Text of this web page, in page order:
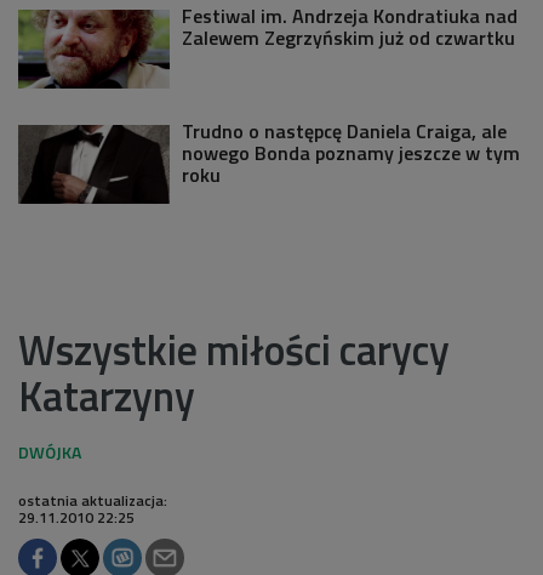
Festiwal im. Andrzeja Kondratiuka nad
Zalewem Zegrzyńskim już od czwartku
Trudno o następcę Daniela Craiga, ale
nowego Bonda poznamy jeszcze w tym
roku
Wszystkie miłości carycy
Katarzyny
ostatnia aktualizacja:
29.11.2010 22:25